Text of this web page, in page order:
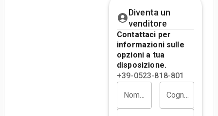
Diventa un
venditore
Contattaci per
informazioni sulle
opzioni a tua
disposizione.
+39-0523-818-801
Nome* Cognome*